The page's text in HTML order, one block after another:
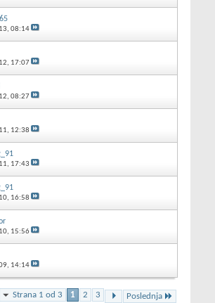
08:14
17:07
08:27
12:38
17:43
16:58
15:56
14:14
Strana 1 od 3 1 2 3 Poslednja